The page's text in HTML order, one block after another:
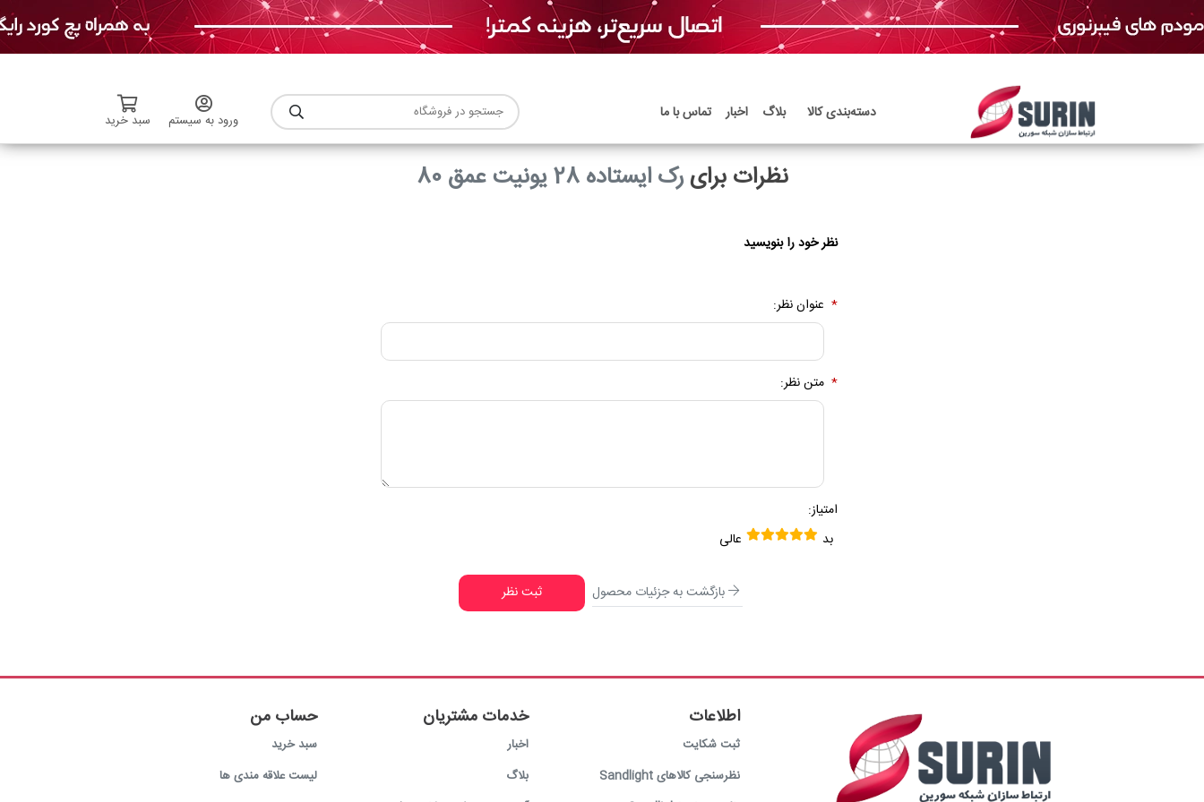
دسته‌بندی‌ کالا بلاگ اخبار تماس با ما ورود به سیستم سبد خرید
نظرات برایرک ایستاده 28 یونیت عمق 80
نظر خود را بنویسید
عنوان نظر: *
متن نظر: *
امتیاز:
بد
عالی
بازگشت به جزئیات محصول ثبت نظر
اطلاعات
ثبت شکایت
نظرسنجی کالاهای Sandlight
خدمات مشتریان
اخبار
بلاگ
حساب من
سبد خرید
لیست علاقه مندی ها